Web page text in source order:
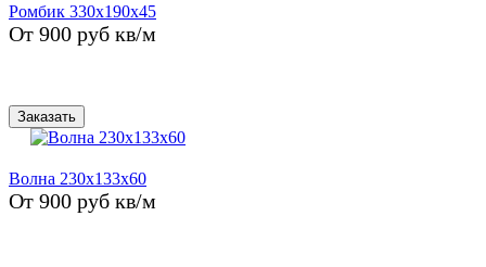
Ромбик 330x190x45
От 900 руб кв/м
Заказать
Волна 230x133x60
От 900 руб кв/м